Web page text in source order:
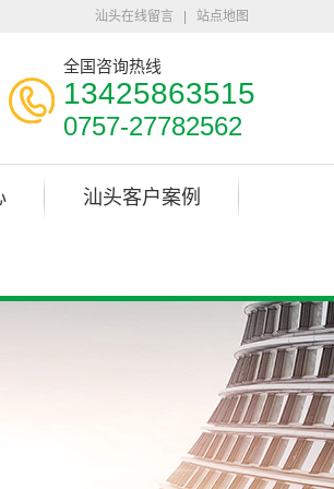
汕头在线留言 站点地图
全国咨询热线
13425863515
0757-27782562
汕头客户案例